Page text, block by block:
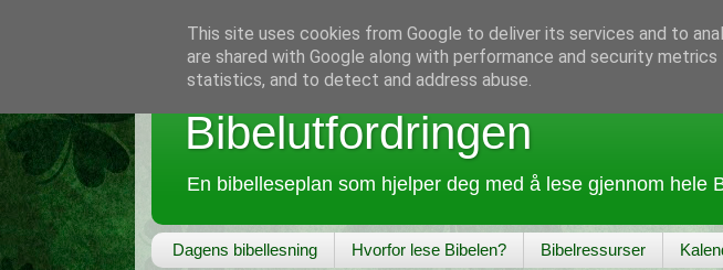
Bibelutfordringen
En bibelleseplan som hjelper deg med å lese gjennom hele
Dagens bibellesning Hvorfor lese Bibelen? Bibelressurser
This site uses cookies from Google to deliver its services and to
are shared with Google along with performance and security
statistics, and to detect and address abuse.